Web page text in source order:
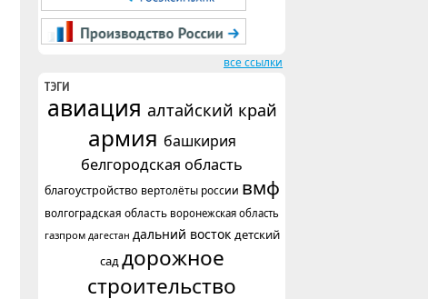
все ссылки
ТЭГИ
авиация алтайский край
армия башкирия
белгородская область
благоустройство вертолёты россии вмф
волгоградская область воронежская область
газпром дагестан дальний восток детский
саддорожное
строительство